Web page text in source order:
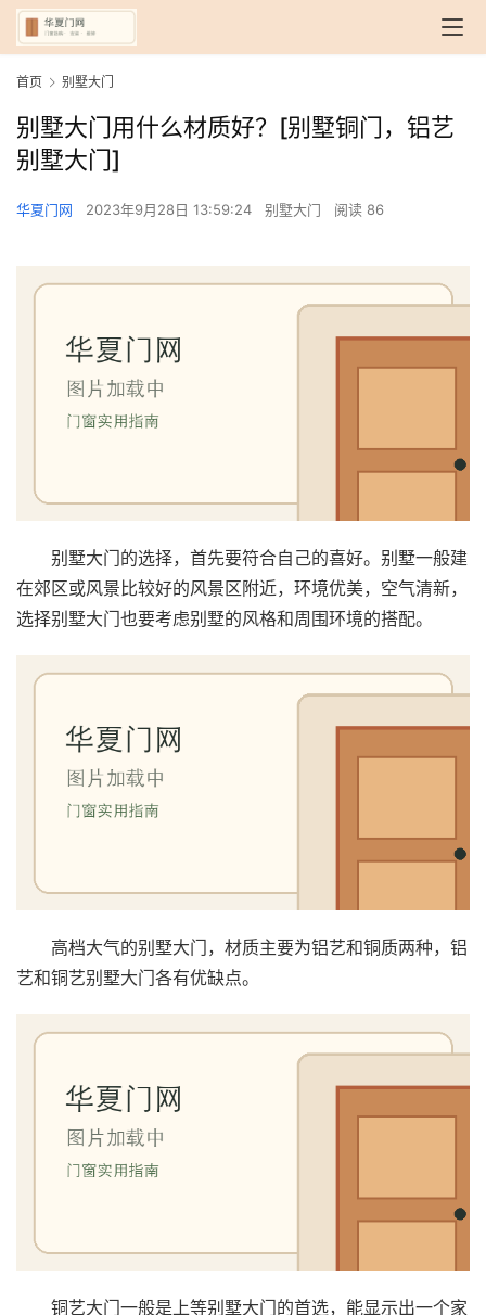
首页 别墅大门
别墅大门用什么材质好？[别墅铜门，铝艺
别墅大门]
华夏门网 2023年9月28日 13:59:24 别墅大门 阅读 86
别墅大门的选择，首先要符合自己的喜好。别墅一般建
在郊区或风景比较好的风景区附近，环境优美，空气清新，
选择别墅大门也要考虑别墅的风格和周围环境的搭配。
高档大气的别墅大门，材质主要为铝艺和铜质两种，铝
艺和铜艺别墅大门各有优缺点。
铜艺大门一般是上等别墅大门的首选，能显示出一个家